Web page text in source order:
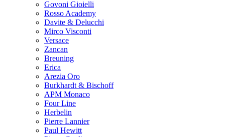
Govoni Gioielli
Rosso Academy
Davite & Delucchi
Mirco Visconti
Versace
Zancan
Breuning
Erica
Arezia Oro
Burkhardt & Bischoff
APM Monaco
Four Line
Herbelin
Pierre Lannier
Paul Hewitt